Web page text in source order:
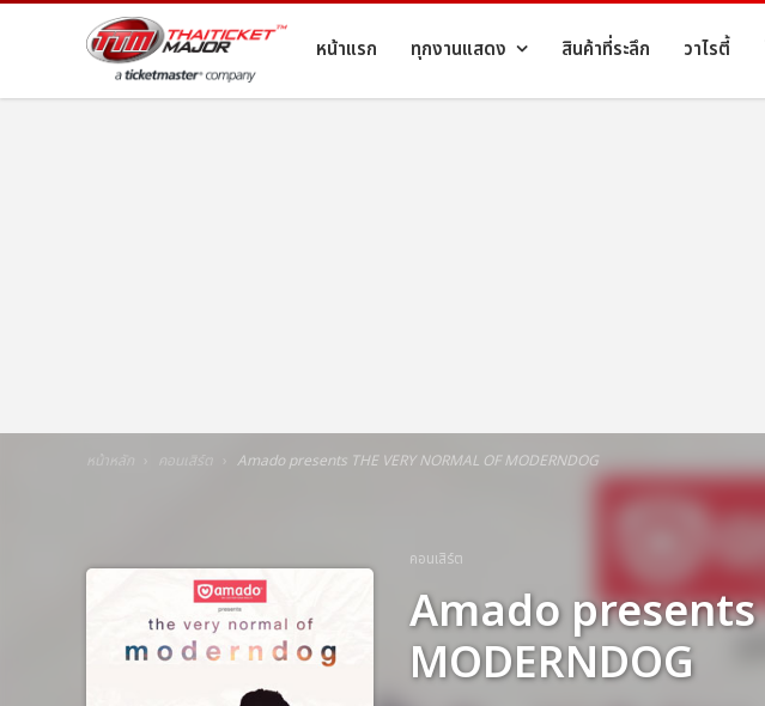
หน้าแรก ทุกงานแสดง สินค้าที่ระลึก วาไรตี้
หน้าหลัก คอนเสิร์ต Amado presents THE VERY NORMAL OF MODERNDOG
คอนเสิร์ต
Amado presents
MODERNDOG